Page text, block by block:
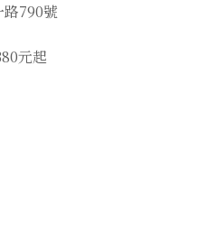
路790號
元起